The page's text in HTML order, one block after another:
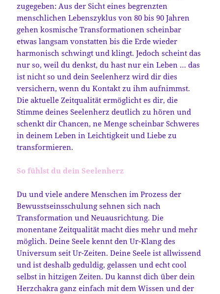
zugegeben: Aus der Sicht eines begrenzten
menschlichen Lebenszyklus von 80 bis 90 Jahren
gehen kosmische Transformationen scheinbar
etwas langsam vonstatten bis die Erde wieder
harmonisch schwingt und klingt. Jedoch scheint das
nur so, weil du denkst, du hast nur ein Leben … das
ist nicht so und dein Seelenherz wird dir dies
versichern, wenn du Kontakt zu ihm aufnimmst.
Die aktuelle Zeitqualität ermöglicht es dir, die
Stimme deines Seelenherz deutlich zu hören und
schenkt dir Chancen, ne Menge scheinbar Schweres
in deinem Leben in Leichtigkeit und Liebe zu
transformieren.
So fühlst du dein Seelenherz
Du und viele andere Menschen im Prozess der
Bewusstseinsschulung sehnen sich nach
Transformation und Neuausrichtung. Die
monentane Zeitqualität macht dies mehr und mehr
möglich. Deine Seele kennt den Ur-Klang des
Universum seit Ur-Zeiten. Deine Seele ist allwissend
und ist deshalb geduldig, gelassen und echt cool
selbst in hitzigen Zeiten. Du kannst dich über dein
Herzchakra ganz einfach mit dem Wissen und der